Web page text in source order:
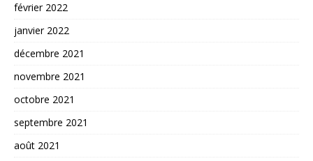
février 2022
janvier 2022
décembre 2021
novembre 2021
octobre 2021
septembre 2021
août 2021